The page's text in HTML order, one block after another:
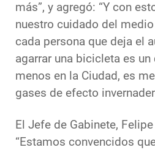
más”, y agregó: “Y con
nuestro cuidado del
cada persona que deja el
agarrar una bicicleta es
menos en la Ciudad, es
gases de efecto
El Jefe de Gabinete,
“Estamos convencidos